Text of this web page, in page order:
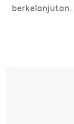
berkelanjutan.